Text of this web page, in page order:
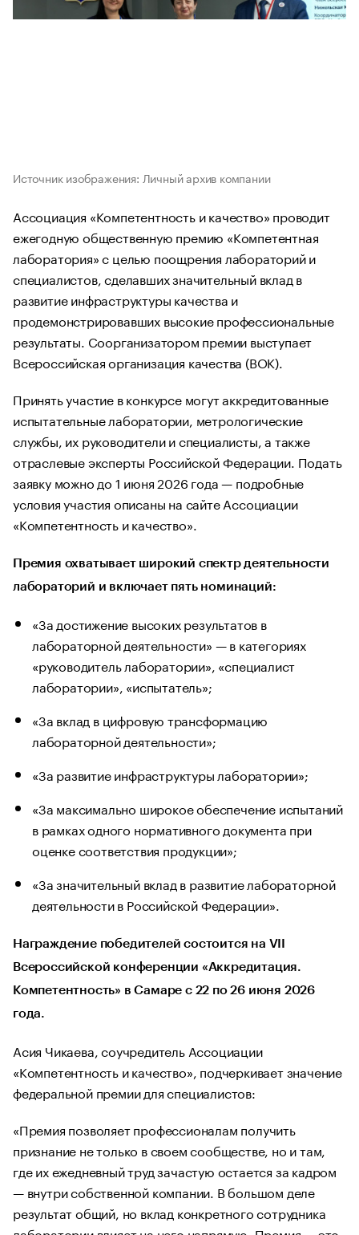
Источник изображения: Личный архив компании
Ассоциация «Компетентность и качество» проводит
ежегодную общественную премию «Компетентная
лаборатория» с целью поощрения лабораторий и
специалистов, сделавших значительный вклад в
развитие инфраструктуры качества и
продемонстрировавших высокие профессиональные
результаты. Соорганизатором премии выступает
Всероссийская организация качества (ВОК).
Принять участие в конкурсе могут аккредитованные
испытательные лаборатории, метрологические
службы, их руководители и специалисты, а также
отраслевые эксперты Российской Федерации. Подать
заявку можно до 1 июня 2026 года — подробные
условия участия описаны на сайте Ассоциации
«Компетентность и качество».
Премия охватывает широкий спектр деятельности
лабораторий и включает пять номинаций:
«За достижение высоких результатов в
лабораторной деятельности» — в категориях
«руководитель лаборатории», «специалист
лаборатории», «испытатель»;
«За вклад в цифровую трансформацию
лабораторной деятельности»;
«За развитие инфраструктуры лаборатории»;
«За максимально широкое обеспечение испытаний
в рамках одного нормативного документа при
оценке соответствия продукции»;
«За значительный вклад в развитие лабораторной
деятельности в Российской Федерации».
Награждение победителей состоится на VII
Всероссийской конференции «Аккредитация.
Компетентность» в Самаре с 22 по 26 июня 2026
года.
Асия Чикаева, соучредитель Ассоциации
«Компетентность и качество», подчеркивает значение
федеральной премии для специалистов:
«Премия позволяет профессионалам получить
признание не только в своем сообществе, но и там,
где их ежедневный труд зачастую остается за кадром
— внутри собственной компании. В большом деле
результат общий, но вклад конкретного сотрудника